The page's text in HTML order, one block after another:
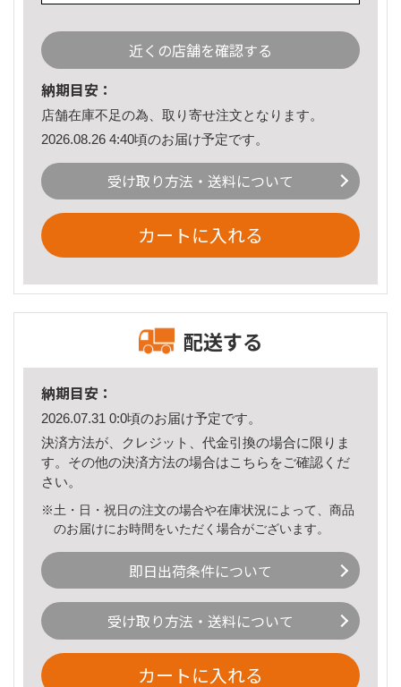
近くの店舗を確認する
納期目安：
店舗在庫不足の為、取り寄せ注文となります。
2026.08.26 4:40頃のお届け予定です。
受け取り方法・送料について
カートに入れる
配送する
納期目安：
2026.07.31 0:0頃のお届け予定です。
決済方法が、クレジット、代金引換の場合に限りま
す。その他の決済方法の場合はこちら をご確認くだ
さい。
※土・日・祝日の注文の場合や在庫状況によって、商品
のお届けにお時間をいただく場合がございます。
即日出荷条件について
受け取り方法・送料について
カートに入れる